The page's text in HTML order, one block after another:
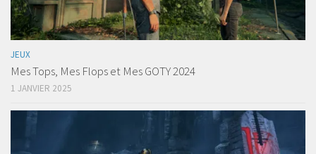
JEUX
Mes Tops, Mes Flops et Mes GOTY 2024
1 JANVIER 2025